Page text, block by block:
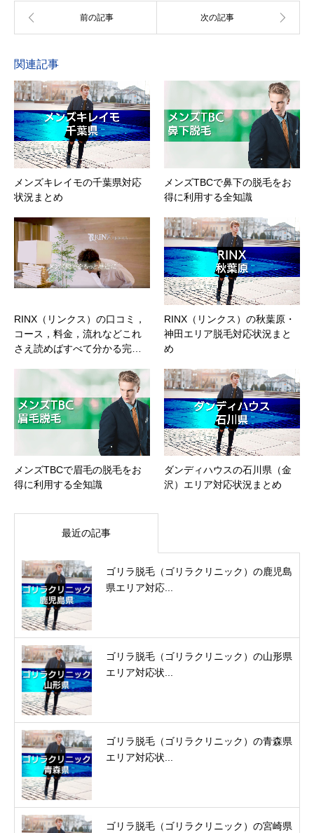
関連記事
メンズキレイモの千葉県対応
状況まとめ
メンズTBCで鼻下の脱毛をお
得に利用する全知識
RINX（リンクス）の口コミ，
コース，料金，流れなどこれ
さえ読めばすべて分かる完…
RINX（リンクス）の秋葉原・
神田エリア脱毛対応状況まと
め
メンズTBCで眉毛の脱毛をお
得に利用する全知識
ダンディハウスの石川県（金
沢）エリア対応状況まとめ
最近の記事
ゴリラ脱毛（ゴリラクリニック）の鹿児島
県エリア対応...
ゴリラ脱毛（ゴリラクリニック）の山形県
エリア対応状...
ゴリラ脱毛（ゴリラクリニック）の青森県
エリア対応状...
ゴリラ脱毛（ゴリラクリニック）の宮崎県